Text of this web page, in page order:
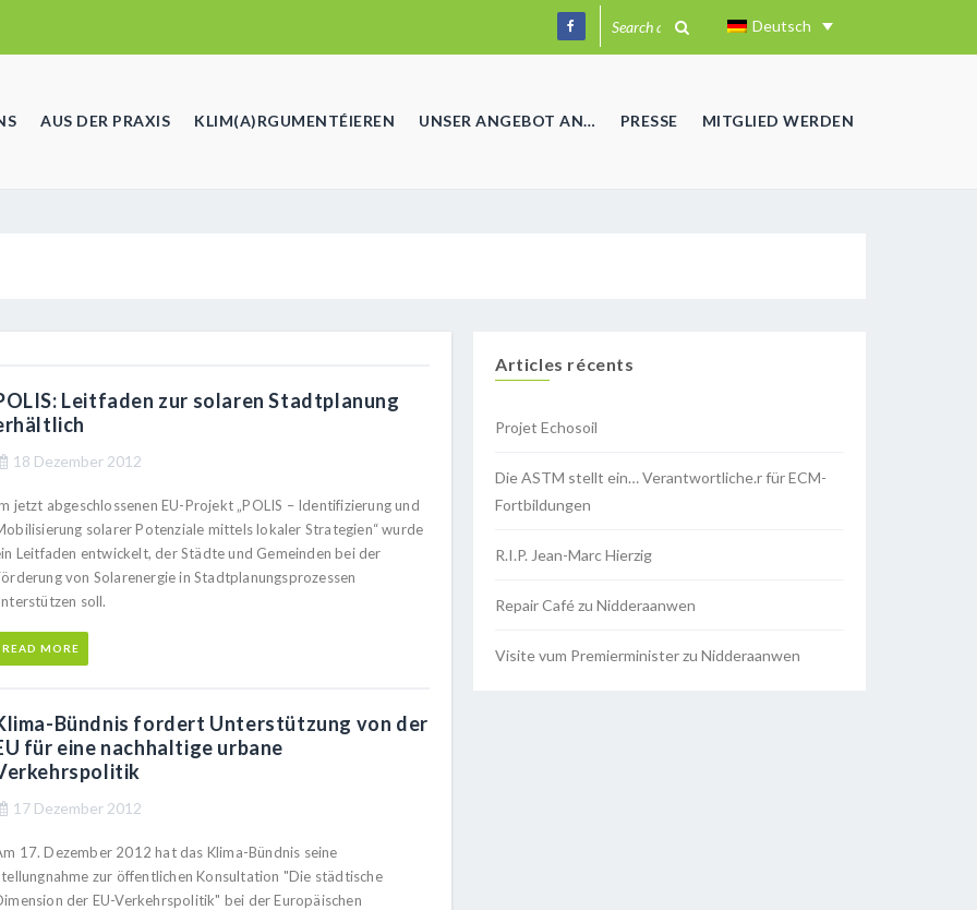
Deutsch
AUS DER PRAXIS KLIM(A)RGUMENTÉIEREN UNSER ANGEBOT AN… PRESSE MITGLIED WERDEN
Leitfaden zur solaren Stadtplanung
18 Dezember 2012
jetzt abgeschlossenen EU-Projekt „POLIS – Identifizierung und
solarer Potenziale mittels lokaler Strategien“ wurde
Leitfaden entwickelt, der Städte und Gemeinden bei der
von Solarenergie in Stadtplanungsprozessen
soll.
READ MORE
Bündnis fordert Unterstützung von der
für eine nachhaltige urbane
17 Dezember 2012
17. Dezember 2012 hat das Klima-Bündnis seine
zur öffentlichen Konsultation "Die städtische
der EU-Verkehrspolitik" bei der Europäischen
Articles récents
Projet Echosoil
Die ASTM stellt ein… Verantwortliche.r für ECM-
Fortbildungen
R.I.P. Jean-Marc Hierzig
Repair Café zu Nidderaanwen
Visite vum Premierminister zu Nidderaanwen